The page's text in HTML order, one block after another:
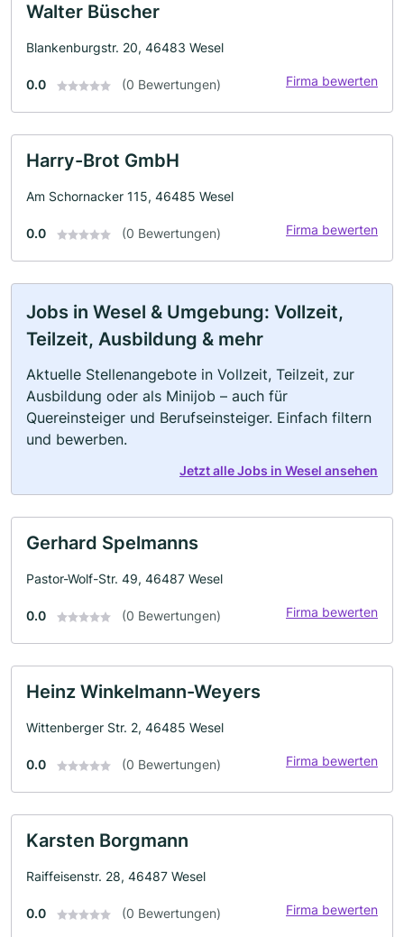
Walter Büscher
Blankenburgstr. 20, 46483 Wesel
0.0 (0 Bewertungen) Firma bewerten
Harry-Brot GmbH
Am Schornacker 115, 46485 Wesel
0.0 (0 Bewertungen) Firma bewerten
Jobs in Wesel & Umgebung: Vollzeit,
Teilzeit, Ausbildung & mehr
Aktuelle Stellenangebote in Vollzeit, Teilzeit, zur
Ausbildung oder als Minijob – auch für
Quereinsteiger und Berufseinsteiger. Einfach filtern
und bewerben.
Jetzt alle Jobs in Wesel ansehen
Gerhard Spelmanns
Pastor-Wolf-Str. 49, 46487 Wesel
0.0 (0 Bewertungen) Firma bewerten
Heinz Winkelmann-Weyers
Wittenberger Str. 2, 46485 Wesel
0.0 (0 Bewertungen) Firma bewerten
Karsten Borgmann
Raiffeisenstr. 28, 46487 Wesel
0.0 (0 Bewertungen) Firma bewerten